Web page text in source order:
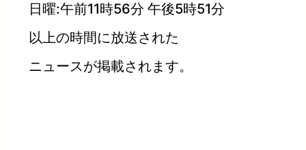
日曜:午前11時56分 午後5時51分
以上の時間に放送された
ニュースが掲載されます。